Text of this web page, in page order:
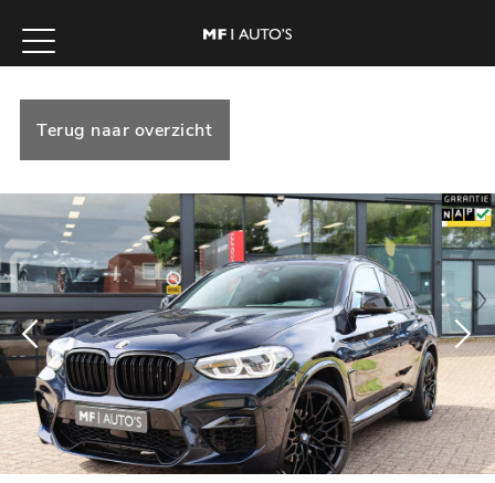
Terug naar overzicht